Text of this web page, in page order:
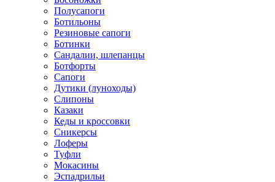
Полусапоги
Ботильоны
Резиновые сапоги
Ботинки
Сандалии, шлепанцы
Ботфорты
Сапоги
Дутики (луноходы)
Слипоны
Казаки
Кеды и кроссовки
Сникерсы
Лоферы
Туфли
Мокасины
Эспадрильи